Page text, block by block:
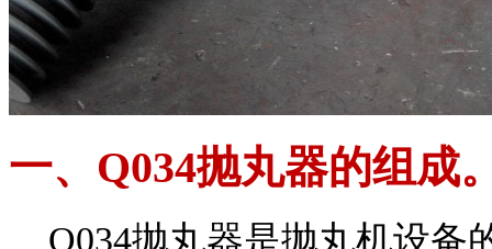
一、Q034抛丸器的组成
Q034抛丸器是抛丸机设备